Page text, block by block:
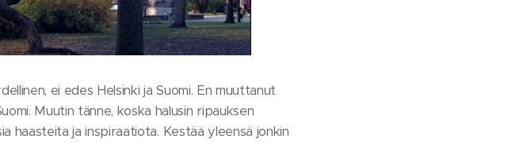
ei edes Helsinki ja Suomi. En muuttanut
Muutin tänne, koska halusin ripauksen
haasteita ja inspiraatiota. Kestää yleensä jonkin